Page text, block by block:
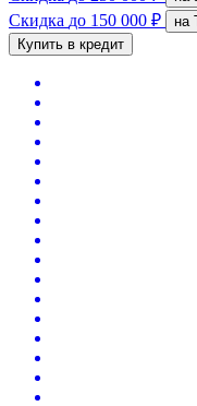
Скидка до 150 000 ₽
Купить в кредит